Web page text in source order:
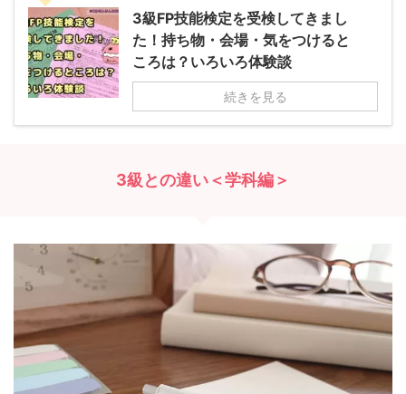
3級FP技能検定を受検してきまし
た！持ち物・会場・気をつけると
ころは？いろいろ体験談
続きを見る
3級との違い＜学科編＞